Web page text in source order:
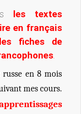
les textes
en français
fiches de
.
russe en 8 mois
mes cours.